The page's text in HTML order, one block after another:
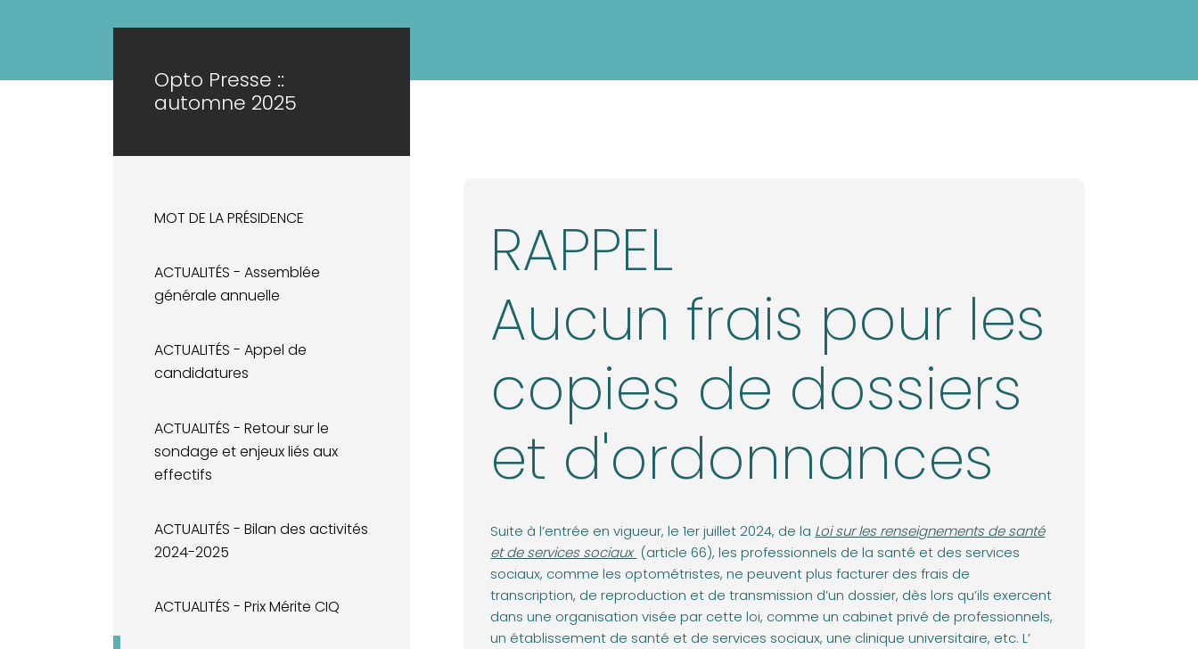
Opto Presse ::
automne 2025
MOT DE LA PRÉSIDENCE
ACTUALITÉS - Assemblée
générale annuelle
ACTUALITÉS - Appel de
candidatures
ACTUALITÉS - Retour sur le
sondage et enjeux liés aux
effectifs
ACTUALITÉS - Bilan des activités
2024-2025
ACTUALITÉS - Prix Mérite CIQ
RAPPEL
Aucun frais pour les
copies de dossiers
et d'ordonnances
Suite à l’entrée en vigueur, le 1er juillet 2024, de la (opens in a new tab)
Loi sur les renseignements de santé
et de services sociaux (article 66), les professionnels de la santé et des services
sociaux, comme les optométristes, ne peuvent plus facturer des frais de
transcription, de reproduction et de transmission d’un dossier, dès lors qu’ils exercent
dans une organisation visée par cette loi, comme un cabinet privé de professionnels,
un établissement de santé et de services sociaux, une clinique universitaire, etc. L’(opens in a new tab)